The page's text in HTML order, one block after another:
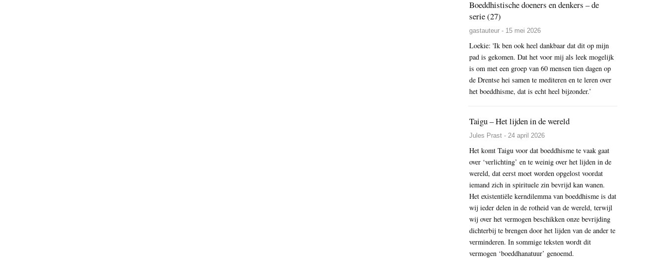
Boeddhistische doeners en denkers – de
serie (27)
gastauteur - 15 mei 2026
Loekie: 'Ik ben ook heel dankbaar dat dit op mijn
pad is gekomen. Dat het voor mij als leek mogelijk
is om met een groep van 60 mensen tien dagen op
de Drentse hei samen te mediteren en te leren over
het boeddhisme, dat is echt heel bijzonder.’
Taigu – Het lijden in de wereld
Jules Prast - 24 april 2026
Het komt Taigu voor dat boeddhisme te vaak gaat
over ‘verlichting’ en te weinig over het lijden in de
wereld, dat eerst moet worden opgelost voordat
iemand zich in spirituele zin bevrijd kan wanen.
Het existentiële kerndilemma van boeddhisme is dat
wij ieder delen in de rotheid van de wereld, terwijl
wij over het vermogen beschikken onze bevrijding
dichterbij te brengen door het lijden van de ander te
verminderen. In sommige teksten wordt dit
vermogen ‘boeddhanatuur’ genoemd.